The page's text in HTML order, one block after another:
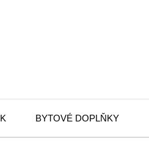
BYTOVÉ DOPLŇKY